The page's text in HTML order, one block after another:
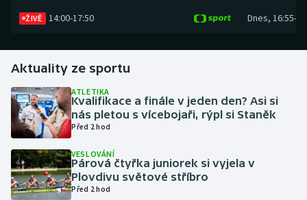
Box
Curling
Dostihy
Florbal
Futsal
Golf
ŽIVĚ 14:00-17:50 Dnes, 16:55-
Aktuality ze sportu
ATLETIKA
Kvalifikace a finále v jeden den? Asi si
nás pletou s vícebojaři, rýpl si Staněk
Před 2 hod
VESLOVÁNÍ
Párová čtyřka juniorek si vyjela v
Plovdivu světové stříbro
Před 2 hod